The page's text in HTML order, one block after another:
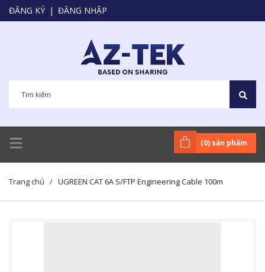
ĐĂNG KÝ | ĐĂNG NHẬP
(0) sản phẩm
Trang chủ / UGREEN CAT 6A S/FTP Engineering Cable 100m